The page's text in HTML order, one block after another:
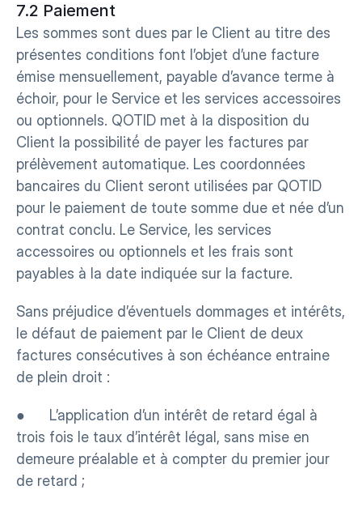
7.2 Paiement
Les sommes sont dues par le Client au titre des
présentes conditions font l’objet d’une facture
émise mensuellement, payable d’avance terme à
échoir, pour le Service et les services accessoires
ou optionnels. QOTID met à la disposition du
Client la possibilité́ de payer les factures par
prélèvement automatique. Les coordonnées
bancaires du Client seront utilisées par QOTID
pour le paiement de toute somme due et née d’un
contrat conclu. Le Service, les services
accessoires ou optionnels et les frais sont
payables à la date indiquée sur la facture.
Sans préjudice d’éventuels dommages et intérêts,
le défaut de paiement par le Client de deux
factures consécutives à son échéance entraine
de plein droit :
●      L’application d’un intérêt de retard égal à
trois fois le taux d’intérêt légal, sans mise en
demeure préalable et à compter du premier jour
de retard ;